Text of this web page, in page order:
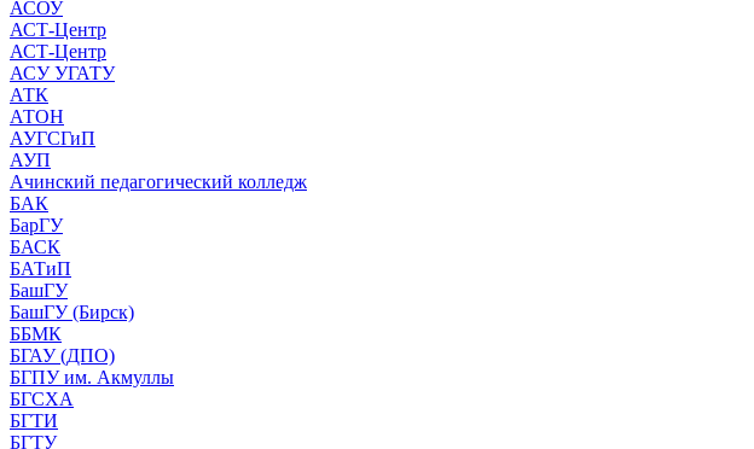
АСОУ
АСТ-Центр
АСТ-Центр
АСУ УГАТУ
АТК
АТОН
АУГСГиП
АУП
Ачинский педагогический колледж
БАК
БарГУ
БАСК
БАТиП
БашГУ
БашГУ (Бирск)
ББМК
БГАУ (ДПО)
БГПУ им. Акмуллы
БГСХА
БГТИ
БГТУ